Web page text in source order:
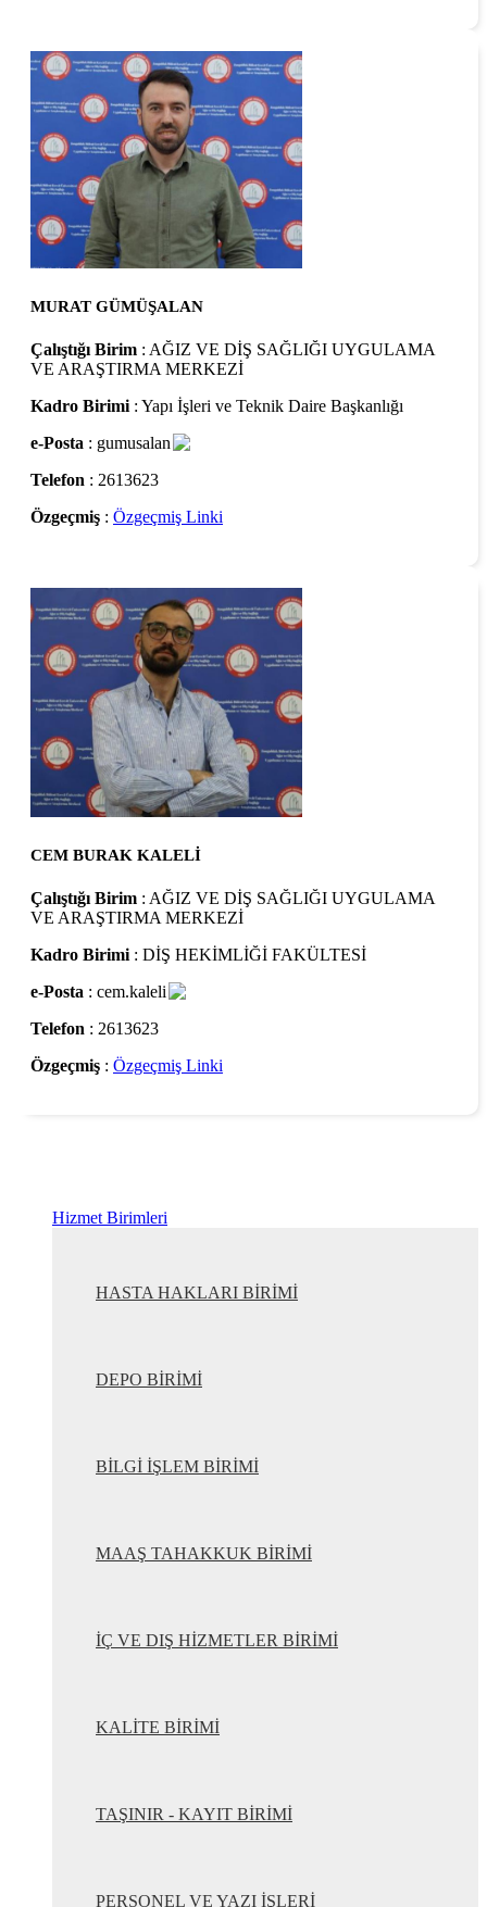
MURAT GÜMÜŞALAN
Çalıştığı Birim : AĞIZ VE DİŞ SAĞLIĞI UYGULAMA
VE ARAŞTIRMA MERKEZİ
Kadro Birimi : Yapı İşleri ve Teknik Daire Başkanlığı
e-Posta : gumusalan
Telefon : 2613623
Özgeçmiş : Özgeçmiş Linki
CEM BURAK KALELİ
Çalıştığı Birim : AĞIZ VE DİŞ SAĞLIĞI UYGULAMA
VE ARAŞTIRMA MERKEZİ
Kadro Birimi : DİŞ HEKİMLİĞİ FAKÜLTESİ
e-Posta : cem.kaleli
Telefon : 2613623
Özgeçmiş : Özgeçmiş Linki
Hizmet Birimleri
HASTA HAKLARI BİRİMİ
DEPO BİRİMİ
BİLGİ İŞLEM BİRİMİ
MAAŞ TAHAKKUK BİRİMİ
İÇ VE DIŞ HİZMETLER BİRİMİ
KALİTE BİRİMİ
TAŞINIR - KAYIT BİRİMİ
PERSONEL VE YAZI İŞLERİ